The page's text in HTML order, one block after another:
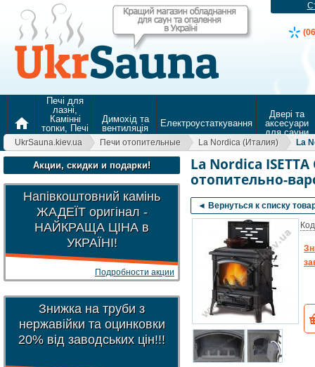
home
Печі для
лазні,
Камінні
топки, Печі
для
опалення
Димохід та
вентиляція
Електроустаткування
Двері та
аксесуари
для сауни
UkrSauna.kiev.ua Печи отопительные La Nordica (Италия) La
Акции, скидки и подарки!
Напівкоштовний камінь
ЖАДЕЇТ оригінал -
НАЙКРАЩА ЦІНА в
УКРАЇНІ!
Подробности акции
Знижка на труби з
нержавійки та оцинковки
20% від заводських цін!!!
La Nordica
отопительно-
◄ Вернуться к списку